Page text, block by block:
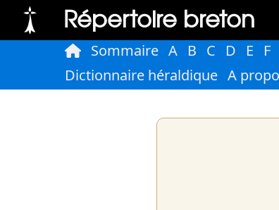
Répertoire breton
Sommaire A B C D E F
Dictionnaire héraldique A